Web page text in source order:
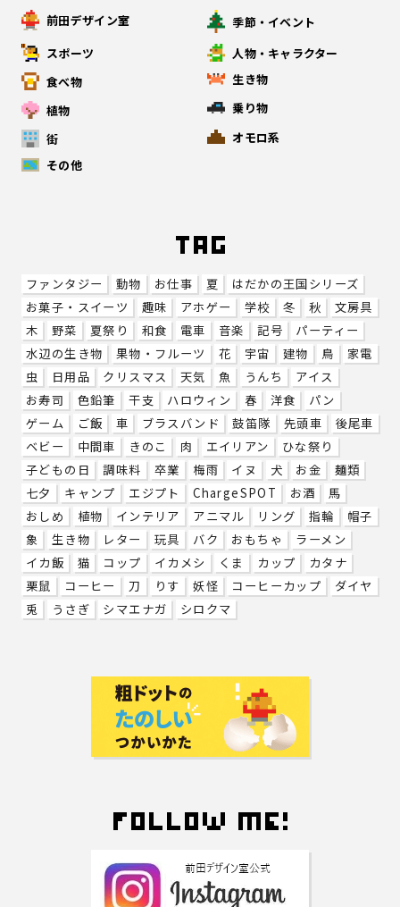
前田デザイン室
季節・イベント
スポーツ
人物・キャラクター
食べ物
生き物
植物
乗り物
街
オモロ系
その他
ファンタジー 動物 お仕事 夏
はだかの王国シリーズ
お菓子・スイーツ
趣味 アホゲー 学校 冬 秋
文房具
木
野菜 夏祭り 和食 電車 音楽 記号
パーティー
水辺の生き物
果物・フルーツ 花 宇宙 建物 鳥
家電
虫
日用品 クリスマス 天気 魚 うんち
アイス
お寿司
色鉛筆 干支 ハロウィン 春 洋食
パン
ゲーム
ご飯 車 ブラスバンド 鼓笛隊 先頭車
後尾車
ベビー
中間車 きのこ 肉 エイリアン
ひな祭り
子どもの日
調味料 卒業 梅雨 イヌ 犬 お金
麺類
七夕
キャンプ エジプト ChargeSPOT お酒
馬
おしめ
植物 インテリア アニマル リング 指輪
帽子
象
生き物 レター 玩具 バク おもちゃ
ラーメン
イカ飯
猫 コップ イカメシ くま カップ
カタナ
栗鼠
コーヒー 刀 りす 妖怪 コーヒーカップ
ダイヤ
兎
うさぎ シマエナガ シロクマ